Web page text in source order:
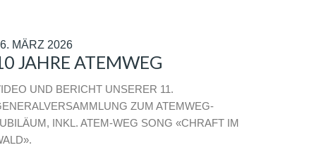
MÄRZ 2026
JAHRE ATEMWEG
UND BERICHT UNSERER 11.
ZUM ATEMWEG-
INKL. ATEM-WEG SONG «CHRAFT IM